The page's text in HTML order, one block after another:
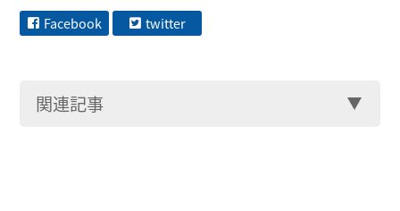
Facebook twitter
関連記事